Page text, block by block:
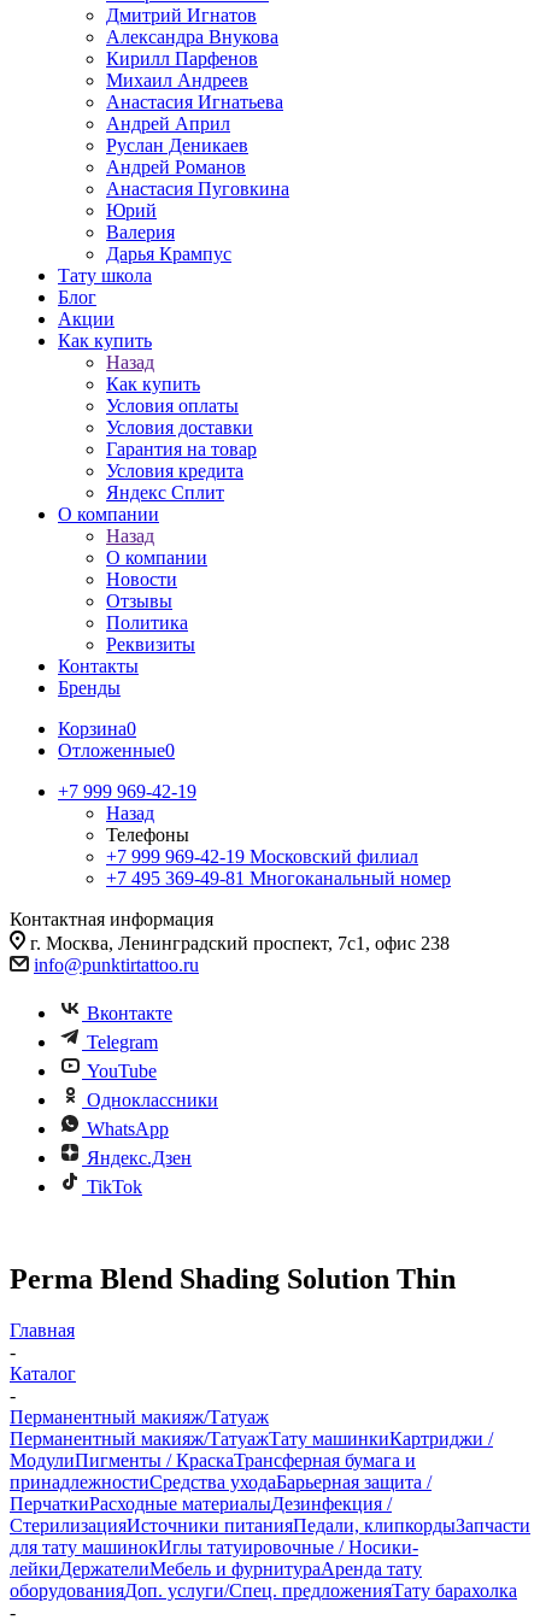
Дмитрий Игнатов
Александра Внукова
Кирилл Парфенов
Михаил Андреев
Анастасия Игнатьева
Андрей Април
Руслан Деникаев
Андрей Романов
Анастасия Пуговкина
Юрий
Валерия
Дарья Крампус
Тату школа
Блог
Акции
Как купить
Назад
Как купить
Условия оплаты
Условия доставки
Гарантия на товар
Условия кредита
Яндекс Сплит
О компании
Назад
О компании
Новости
Отзывы
Политика
Реквизиты
Контакты
Бренды
Корзина0
Отложенные0
+7 999 969-42-19
Назад
Телефоны
+7 999 969-42-19 Московский филиал
+7 495 369-49-81 Многоканальный номер
Контактная информация
г. Москва, Ленинградский проспект, 7с1, офис 238
info@punktirtattoo.ru
Вконтакте
Telegram
YouTube
Одноклассники
WhatsApp
Яндекс.Дзен
TikTok
Perma Blend Shading Solution Thin
Главная
-
Каталог
-
Перманентный макияж/Татуаж
Перманентный макияж/ТатуажТату машинкиКартриджи /
МодулиПигменты / КраскаТрансферная бумага и
принадлежностиСредства уходаБарьерная защита /
ПерчаткиРасходные материалыДезинфекция /
СтерилизацияИсточники питанияПедали, клипкордыЗапчасти
для тату машинокИглы татуировочные / Носики-
лейкиДержателиМебель и фурнитураАренда тату
оборудованияДоп. услуги/Спец. предложенияТату барахолка
-